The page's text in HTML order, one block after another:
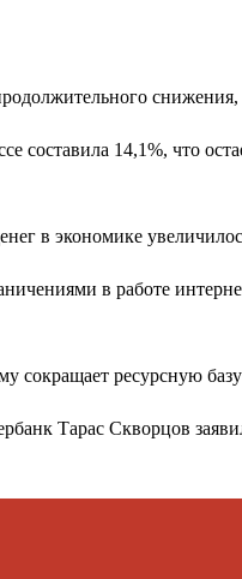
составила 14,1%, что
в экономике
в работе
сокращает ресурсную
Тарас Скворцов